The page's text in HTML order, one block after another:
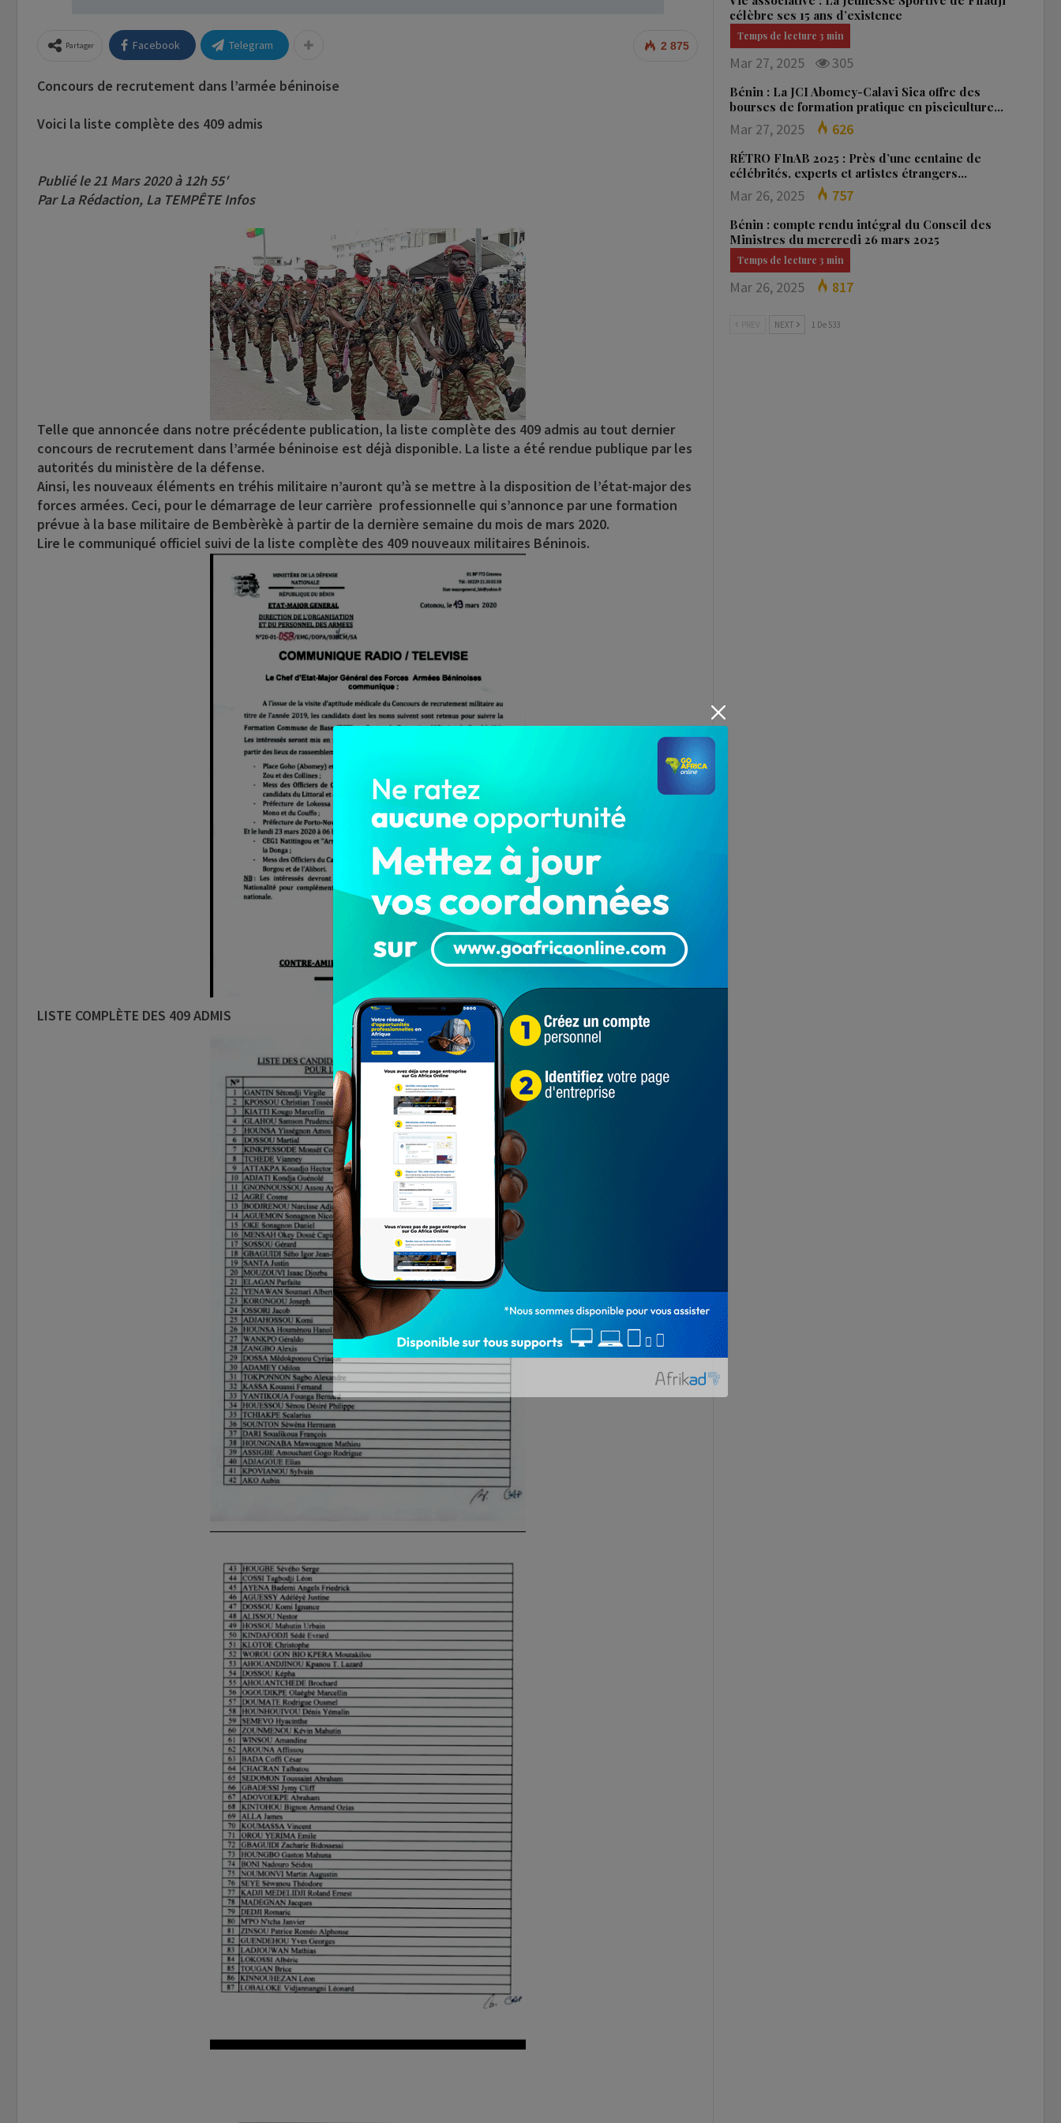
2 875
Partager Facebook Telegram
Concours de recrutement dans l’armée béninoise
Voici la liste complète des 409 admis
Publié le 21 Mars 2020 à 12h 55′
Par La Rédaction, La TEMPÊTE Infos
Telle que annoncée dans notre précédente publication, la liste complète des 409 admis au tout dernier
concours de recrutement dans l’armée béninoise est déjà disponible. La liste a été rendue publique par les
autorités du ministère de la défense.
Ainsi, les nouveaux éléments en tréhis militaire n’auront qu’à se mettre à la disposition de l’état-major des
forces armées. Ceci, pour le démarrage de leur carrière professionnelle qui s’annonce par une formation
prévue à la base militaire de Bembèrèkè à partir de la dernière semaine du mois de mars 2020.
Lire le communiqué officiel suivi de la liste complète des 409 nouveaux militaires Béninois.
LISTE COMPLÈTE DES 409 ADMIS
célèbre ses 15 ans d’existence
Mar 27, 2025 305
Bénin : La JCI Abomey-Calavi Sica offre des
bourses de formation pratique en pisciculture…
Mar 27, 2025 626
RÉTRO FInAB 2025 : Près d’une centaine de
célébrités, experts et artistes étrangers…
Mar 26, 2025 757
Bénin : compte rendu intégral du Conseil des
Ministres du mercredi 26 mars 2025
Mar 26, 2025 817
NEXT 1 De 533